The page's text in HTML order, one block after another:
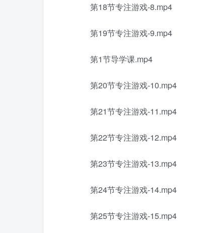
第18节专注游戏-8.mp4
第19节专注游戏-9.mp4
第1节导学课.mp4
第20节专注游戏-10.mp4
第21节专注游戏-11.mp4
第22节专注游戏-12.mp4
第23节专注游戏-13.mp4
第24节专注游戏-14.mp4
第25节专注游戏-15.mp4